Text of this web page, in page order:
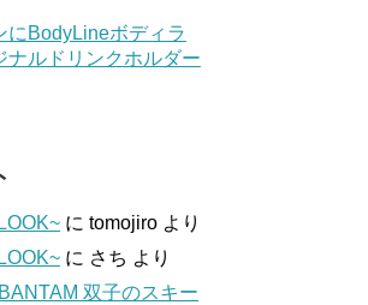
にBodyLineボディラ
ナルドリンクホルダー
に tomojiro より
に さち より
双子のスキー